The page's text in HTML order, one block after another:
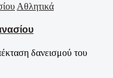
Αθλητικά
δανεισμού του